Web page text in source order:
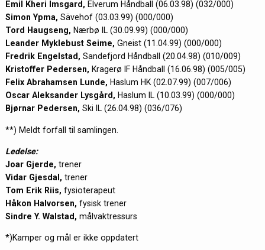
Emil Kheri Imsgard, Elverum Håndball (06.03.98) (032/000)
Simon Ypma, Sävehof (03.03.99) (000/000)
Tord Haugseng, Nærbø IL (30.09.99) (000/000)
Leander Myklebust Seime, Gneist (11.04.99) (000/000)
Fredrik Engelstad, Sandefjord Håndball (20.04.98) (010/009)
Kristoffer Pedersen, Kragerø IF Håndball (16.06.98) (005/005)
Felix Abrahamsen Lunde, Haslum HK (02.07.99) (007/006)
Oscar Aleksander Lysgård, Haslum IL (10.03.99) (000/000)
Bjørnar Pedersen, Ski IL (26.04.98) (036/076)
**) Meldt forfall til samlingen.
Ledelse:
Joar Gjerde, trener
Vidar Gjesdal, trener
Tom Erik Riis, fysioterapeut
Håkon Halvorsen, fysisk trener
Sindre Y. Walstad, målvaktressurs
*)Kamper og mål er ikke oppdatert